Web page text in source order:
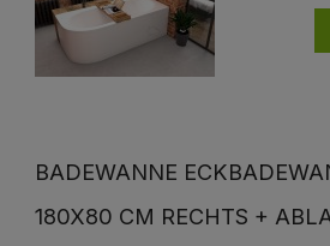
BADEWANNE
180X80 CM RECHTS +